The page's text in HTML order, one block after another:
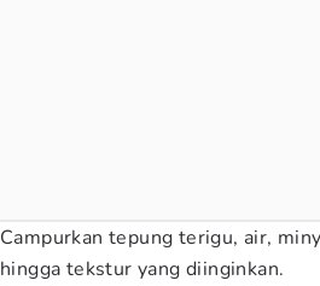
Campurkan tepung terigu, air,
hingga tekstur yang diinginkan.